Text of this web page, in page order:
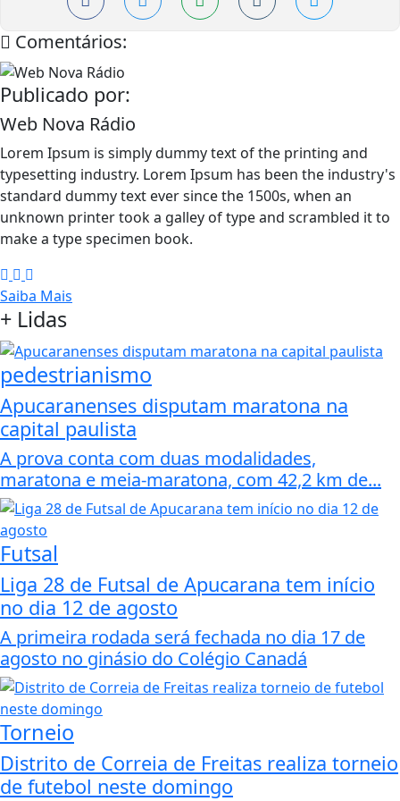
Comentários:
Publicado por:
Web Nova Rádio
Lorem Ipsum is simply dummy text of the printing and
typesetting industry. Lorem Ipsum has been the industry's
standard dummy text ever since the 1500s, when an
unknown printer took a galley of type and scrambled it to
make a type specimen book.
Saiba Mais
+ Lidas
pedestrianismo
Apucaranenses disputam maratona na
capital paulista
A prova conta com duas modalidades,
maratona e meia-maratona, com 42,2 km de...
Futsal
Liga 28 de Futsal de Apucarana tem início
no dia 12 de agosto
A primeira rodada será fechada no dia 17 de
agosto no ginásio do Colégio Canadá
Torneio
Distrito de Correia de Freitas realiza torneio
de futebol neste domingo